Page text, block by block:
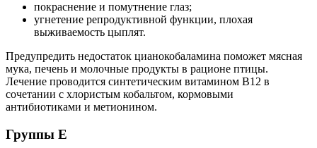
покраснение и помутнение глаз;
угнетение репродуктивной функции, плохая
выживаемость цыплят.
Предупредить недостаток цианокобаламина поможет мясная
мука, печень и молочные продукты в рационе птицы.
Лечение проводится синтетическим витамином В12 в
сочетании с хлористым кобальтом, кормовыми
антибиотиками и метионином.
Группы Е